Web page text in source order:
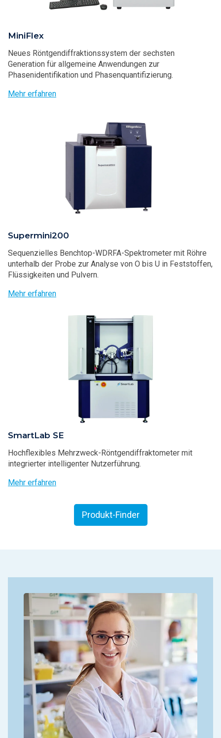
MiniFlex
Neues Röntgendiffraktionssystem der sechsten
Generation für allgemeine Anwendungen zur
Phasenidentifikation und Phasenquantifizierung.
Mehr erfahren
Supermini200
Sequenzielles Benchtop-WDRFA-Spektrometer mit Röhre
unterhalb der Probe zur Analyse von O bis U in Feststoffen,
Flüssigkeiten und Pulvern.
Mehr erfahren
SmartLab SE
Hochflexibles Mehrzweck-Röntgendiffraktometer mit
integrierter intelligenter Nutzerführung.
Mehr erfahren
Produkt-Finder